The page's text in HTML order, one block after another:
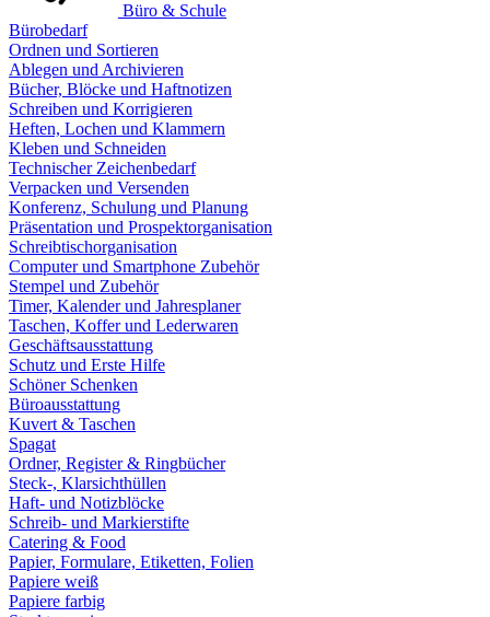
Büro & Schule
Bürobedarf
Ordnen und Sortieren
Ablegen und Archivieren
Bücher, Blöcke und Haftnotizen
Schreiben und Korrigieren
Heften, Lochen und Klammern
Kleben und Schneiden
Technischer Zeichenbedarf
Verpacken und Versenden
Konferenz, Schulung und Planung
Präsentation und Prospektorganisation
Schreibtischorganisation
Computer und Smartphone Zubehör
Stempel und Zubehör
Timer, Kalender und Jahresplaner
Taschen, Koffer und Lederwaren
Geschäftsausstattung
Schutz und Erste Hilfe
Schöner Schenken
Büroausstattung
Kuvert & Taschen
Spagat
Ordner, Register & Ringbücher
Steck-, Klarsichthüllen
Haft- und Notizblöcke
Schreib- und Markierstifte
Catering & Food
Papier, Formulare, Etiketten, Folien
Papiere weiß
Papiere farbig